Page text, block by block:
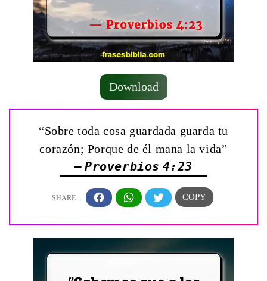
Download
“Sobre toda cosa guardada guarda tu
corazón; Porque de él mana la vida”
— Proverbios 4:23